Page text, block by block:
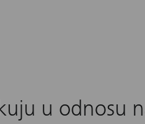
u odnosu